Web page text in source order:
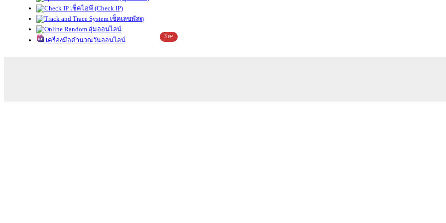
เช็คไอพี (Check IP)
เช็คเลขพัสดุ
สุ่มออนไลน์
เครื่องมือคำนวณวันออนไลน์
New